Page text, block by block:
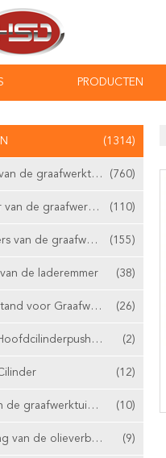
PRODUCTEN
(1314)
de tanden van de graafwerktuigemmer (760)
De Adapter van de graafwerktuigemmer (110)
De Zijsnijders van de graafwerktuigemmer (155)
de laderemmer (38)
Schulpzaagtand voor Graafwerktuig (26)
Regelbare Hoofdcilinderpushrod (2)
(12)
de filter van de graafwerktuiglucht (10)
De Uitrusting van de olieverbinding (9)